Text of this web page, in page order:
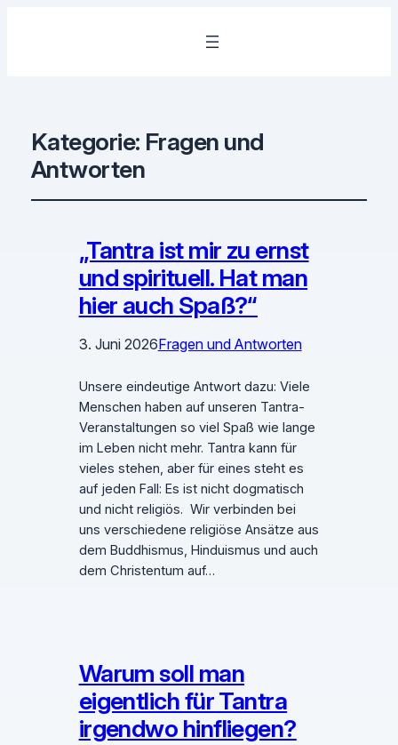
Kategorie: Fragen und
Antworten
„Tantra ist mir zu ernst
und spirituell. Hat man
hier auch Spaß?“
3. Juni 2026Fragen und Antworten
Unsere eindeutige Antwort dazu: Viele
Menschen haben auf unseren Tantra-
Veranstaltungen so viel Spaß wie lange
im Leben nicht mehr. Tantra kann für
vieles stehen, aber für eines steht es
auf jeden Fall: Es ist nicht dogmatisch
und nicht religiös. Wir verbinden bei
uns verschiedene religiöse Ansätze aus
dem Buddhismus, Hinduismus und auch
dem Christentum auf…
Warum soll man
eigentlich für Tantra
irgendwo hinfliegen?